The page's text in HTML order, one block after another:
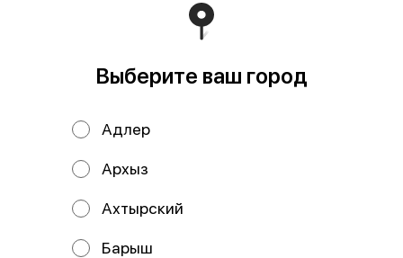
Пицца Бургер
В корзину
Состав: Тесто, бургерный соус, сыр моцарелла, ветчина,
курица, перец болгарский, сервелат, кунжутный микс.
Выберите ваш город
Адлер
Архыз
Ахтырский
Барыш